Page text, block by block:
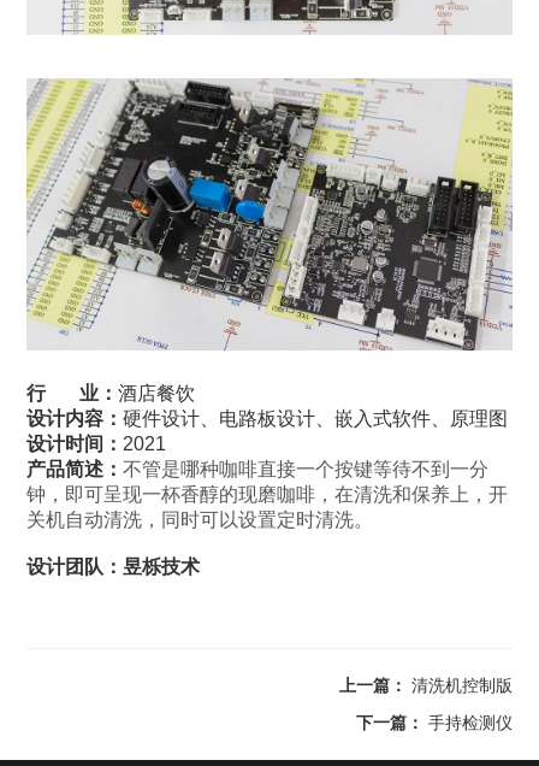
行 业：酒店餐饮
设计内容：硬件设计、电路板设计、嵌入式软件、原理图
设计时间： 2021
产品简述：不管是哪种咖啡直接一个按键等待不到一分
钟，即可呈现一杯香醇的现磨咖啡，在清洗和保养上，开
关机自动清洗，同时可以设置定时清洗。
设计团队：昱栎技术
上一篇： 清洗机控制版
下一篇： 手持检测仪